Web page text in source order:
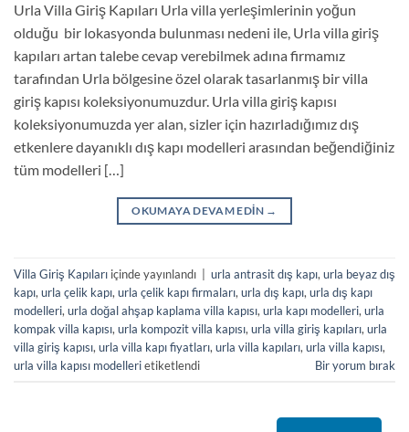
Urla Villa Giriş Kapıları Urla villa yerleşimlerinin yoğun
olduğu bir lokasyonda bulunması nedeni ile, Urla villa giriş
kapıları artan talebe cevap verebilmek adına firmamız
tarafından Urla bölgesine özel olarak tasarlanmış bir villa
giriş kapısı koleksiyonumuzdur. Urla villa giriş kapısı
koleksiyonumuzda yer alan, sizler için hazırladığımız dış
etkenlere dayanıklı dış kapı modelleri arasından beğendiğiniz
tüm modelleri […]
OKUMAYA DEVAM EDIN →
Villa Giriş Kapıları içinde yayınlandı urla antrasit dış kapı, urla beyaz dış
kapı, urla çelik kapı, urla çelik kapı firmaları, urla dış kapı, urla dış kapı
modelleri, urla doğal ahşap kaplama villa kapısı, urla kapı modelleri, urla
kompak villa kapısı, urla kompozit villa kapısı, urla villa giriş kapıları, urla
villa giriş kapısı, urla villa kapı fiyatları, urla villa kapıları, urla villa kapısı,
urla villa kapısı modellerietiketlendi Bir yorum bırak